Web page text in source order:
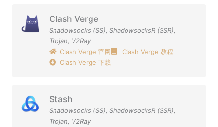
Clash Verge
Shadowsocks (SS), ShadowsocksR (SSR),
Trojan, V2Ray
Clash Verge 官网
Clash Verge 教程
Clash Verge 下载
Stash
Shadowsocks (SS), ShadowsocksR (SSR),
Trojan, V2Ray